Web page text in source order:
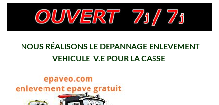
NOUS RÉALISONS LE DEPANNAGE ENLEVEMENT
VEHICULEV.E POUR LA CASSE